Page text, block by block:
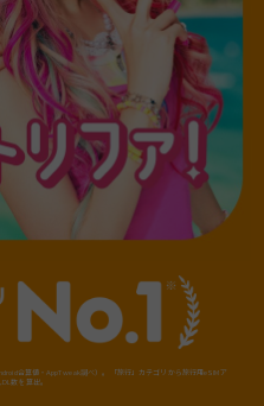
合算値・AppTweak調べ）。「旅行」カテゴリから旅行用eSIMア
数を算出。